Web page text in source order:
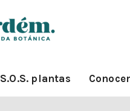
S.O.S. plantas